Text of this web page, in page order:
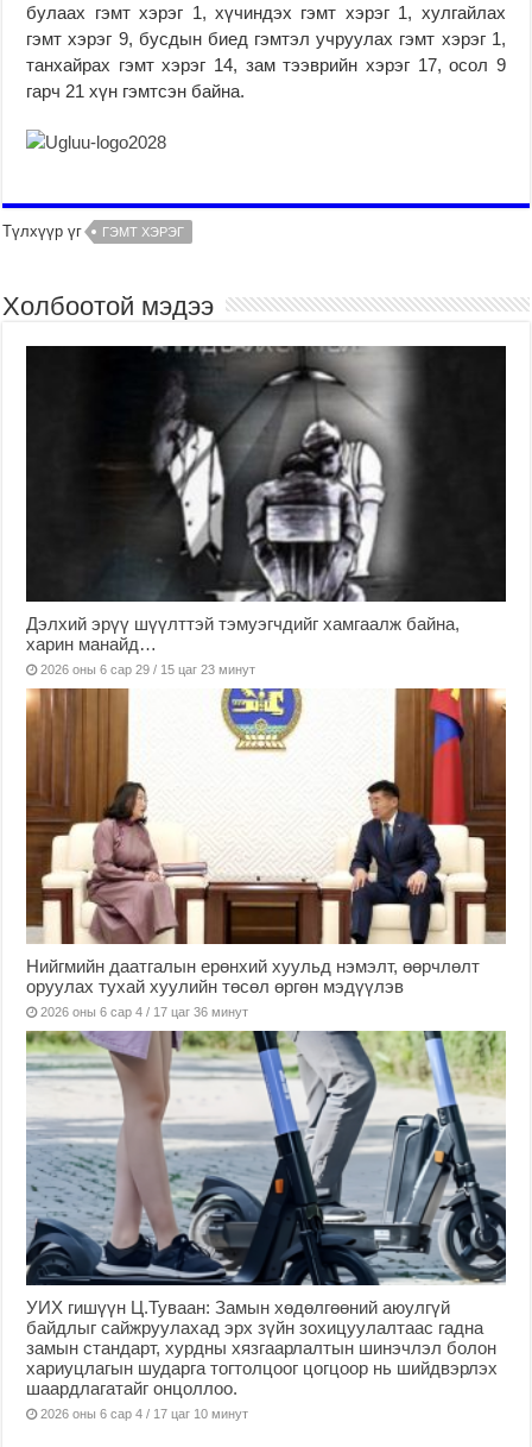
булаах гэмт хэрэг 1, хүчиндэх гэмт хэрэг 1, хулгайлах
гэмт хэрэг 9, бусдын биед гэмтэл учруулах гэмт хэрэг 1,
танхайрах гэмт хэрэг 14, зам тээврийн хэрэг 17, осол 9
гарч 21 хүн гэмтсэн байна.
Түлхүүр үг ГЭМТ ХЭРЭГ
Холбоотой мэдээ
Дэлхий эрүү шүүлттэй тэмуэгчдийг хамгаалж байна,
харин манайд…
2026 оны 6 сар 29 / 15 цаг 23 минут
Нийгмийн даатгалын ерөнхий хуульд нэмэлт, өөрчлөлт
оруулах тухай хуулийн төсөл өргөн мэдүүлэв
2026 оны 6 сар 4 / 17 цаг 36 минут
УИХ гишүүн Ц.Туваан: Замын хөдөлгөөний аюулгүй
байдлыг сайжруулахад эрх зүйн зохицуулалтаас гадна
замын стандарт, хурдны хязгаарлалтын шинэчлэл болон
хариуцлагын шударга тогтолцоог цогцоор нь шийдвэрлэх
шаардлагатайг онцоллоо.
2026 оны 6 сар 4 / 17 цаг 10 минут